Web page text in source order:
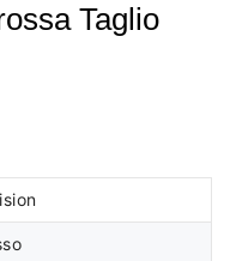
Taglio